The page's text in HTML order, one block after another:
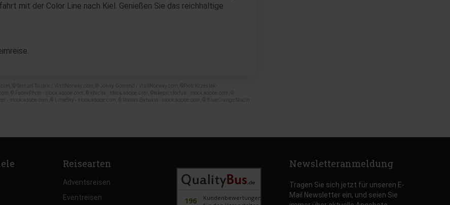
mit der Color Line nach Kiel. Genießen Sie das reichhaltige
Reisearten
Adventsreisen
Eventreisen
196
Kundenbewertungen
Newsletteranmeldung
Tragen Sie sich jetzt für unseren E-
Mail Newsletter ein, und seien Sie